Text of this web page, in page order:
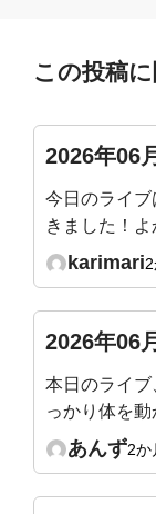
この投稿
2026年06
今日のライ
きました！
横隔膜を直
ります。痛く
んでしょうか
karimari
2026年06
本日のライ
っかり体を
カイブや他
けてみようと
あんず2か